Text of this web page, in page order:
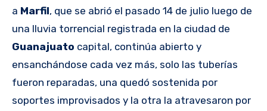
a Marfil, que se abrió el pasado 14 de julio luego de
una lluvia torrencial registrada en la ciudad de
Guanajuato capital, continúa abierto y
ensanchándose cada vez más, solo las tuberías
fueron reparadas, una quedó sostenida por
soportes improvisados y la otra la atravesaron por